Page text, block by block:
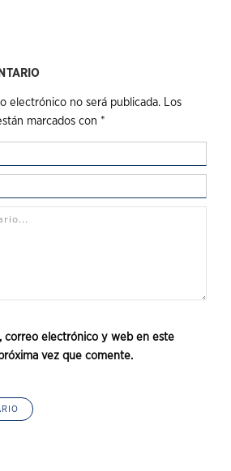
electrónico no será publicada.
Los
marcados con *
correo electrónico y web en este
vez que comente.